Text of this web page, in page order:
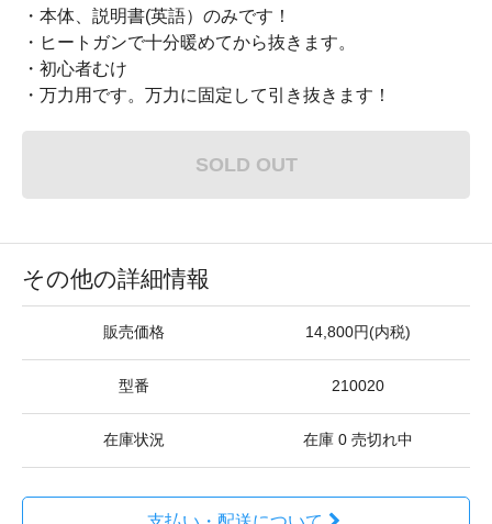
・本体、説明書(英語）のみです！
・ヒートガンで十分暖めてから抜きます。
・初心者むけ
・万力用です。万力に固定して引き抜きます！
SOLD OUT
その他の詳細情報
販売価格 14,800円(内税)
型番 210020
在庫状況 在庫 0 売切れ中